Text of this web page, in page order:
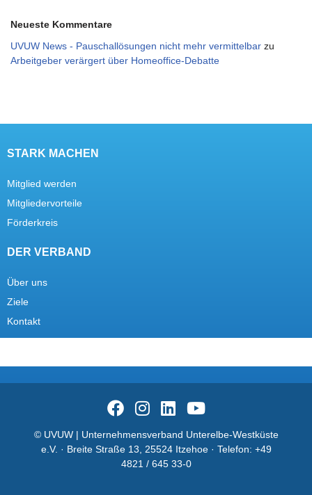
Neueste Kommentare
UVUW News - Pauschallösungen nicht mehr vermittelbar zu
Arbeitgeber verärgert über Homeoffice-Debatte
STARK MACHEN
Mitglied werden
Mitgliedervorteile
Förderkreis
DER VERBAND
Über uns
Ziele
Kontakt
© UVUW | Unternehmensverband Unterelbe-Westküste
e.V. · Breite Straße 13, 25524 Itzehoe · Telefon: +49
4821 / 645 33-0